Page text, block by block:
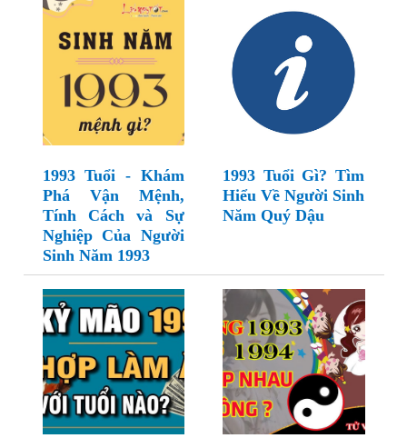
1993 Tuổi - Khám
Phá Vận Mệnh,
Tính Cách và Sự
Nghiệp Của Người
Sinh Năm 1993
1993 Tuổi Gì? Tìm
Hiểu Về Người Sinh
Năm Quý Dậu